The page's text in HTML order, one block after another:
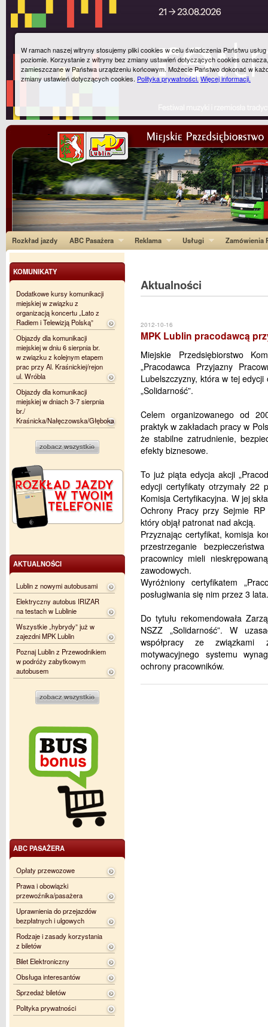
Rozkład jazdy ABC Pasażera Reklama Usługi Zamówienia
Aktualności
2012-10-16
MPK Lublin pracodawcą
Miejskie Przedsiębiorstwo
„Pracodawca Przyjazny
Lubelszczyzny, która w tej edycji
„Solidarność”.
Celem organizowanego od
praktyk w zakładach pracy w
że stabilne zatrudnienie,
efekty biznesowe.
To już piąta edycja akcji
edycji certyfikaty otrzymały 22
Komisja Certyfikacyjna. W jej
Ochrony Pracy przy Sejmie RP
który objął patronat nad akcją.
Przyznając certyfikat, komisja
przestrzeganie
pracownicy mieli
zawodowych.
Wyróżniony certyfikatem
posługiwania się nim przez 3 lata.
Do tytułu rekomendowała
NSZZ „Solidarność”. W
współpracy ze związkami
motywacyjnego systemu
ochrony pracowników.
KOMUNIKATY
Dodatkowe kursy komunikacji
miejskiej w związku z
organizacją koncertu „Lato z
Radiem i Telewizją Polską”
Objazdy dla komunikacji
miejskiej w dniu 6 sierpnia br.
w związku z kolejnym etapem
prac przy Al. Kraśnickiej/rejon
ul. Wróbla
Objazdy dla komunikacji
miejskiej w dniach 3-7 sierpnia
br./
Kraśnicka/Nałęczowska/Głęboka
AKTUALNOŚCI
Lublin z nowymi autobusami
Elektryczny autobus IRIZAR
na testach w Lublinie
Wszystkie „hybrydy” już w
zajezdni MPK Lublin
Poznaj Lublin z Przewodnikiem
w podróży zabytkowym
autobusem
ABC PASAŻERA
Opłaty przewozowe
Prawa i obowiązki
przewoźnika/pasażera
Uprawnienia do przejazdów
bezpłatnych i ulgowych
Rodzaje i zasady korzystania
z biletów
Bilet Elektroniczny
Obsługa interesantów
Sprzedaż biletów
Polityka prywatności
W ramach naszej witryny stosujemy pliki cookies w celu świadczenia Państwu
poziomie. Korzystanie z witryny bez zmiany ustawień dotyczących cookies
zamieszczane w Państwa urządzeniu końcowym. Możecie Państwo dokonać w
zmiany ustawień dotyczących cookies. Polityka prywatności.Więcej informacji.